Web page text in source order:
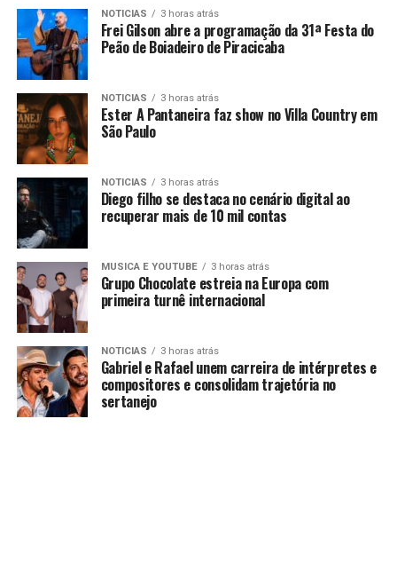
NOTICIAS 3 horas atrás
Frei Gilson abre a programação da 31ª Festa do
Peão de Boiadeiro de Piracicaba
NOTICIAS 3 horas atrás
Ester A Pantaneira faz show no Villa Country em
São Paulo
NOTICIAS 3 horas atrás
Diego filho se destaca no cenário digital ao
recuperar mais de 10 mil contas
MUSICA E YOUTUBE 3 horas atrás
Grupo Chocolate estreia na Europa com
primeira turnê internacional
NOTICIAS 3 horas atrás
Gabriel e Rafael unem carreira de intérpretes e
compositores e consolidam trajetória no
sertanejo